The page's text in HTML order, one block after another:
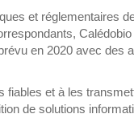
et réglementaires
en 2020 avec des
fiables et à les
de solutions